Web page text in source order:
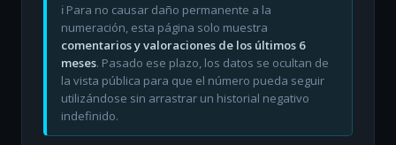
ℹ️ Para no causar daño permanente a la
numeración, esta página solo muestra
comentarios y valoraciones de los últimos 6
meses. Pasado ese plazo, los datos se ocultan de
la vista pública para que el número pueda seguir
utilizándose sin arrastrar un historial negativo
indefinido.